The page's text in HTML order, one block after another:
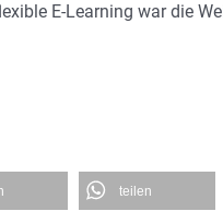
E-Learning war die
teilen